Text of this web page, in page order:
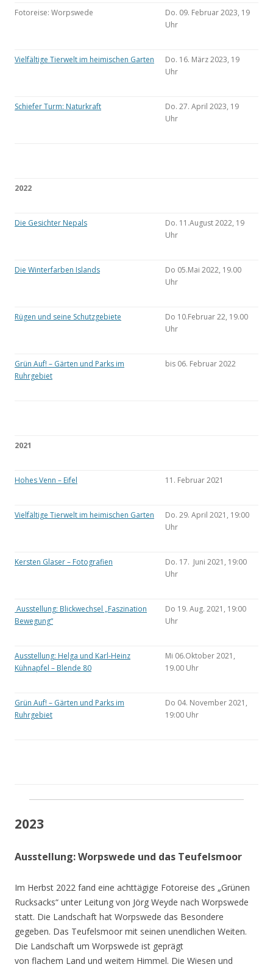
Fotoreise: Worpswede
Do. 09. Februar 2023, 19
Uhr
Vielfältige Tierwelt im heimischen Garten
Do. 16. März 2023, 19
Uhr
Schiefer Turm: Naturkraft
Do. 27. April 2023, 19
Uhr
2022
Die Gesichter Nepals
Do. 11.August 2022, 19
Uhr
Die Winterfarben Islands
Do 05.Mai 2022, 19.00
Uhr
Rügen und seine Schutzgebiete
Do 10.Februar 22, 19.00
Uhr
Grün Auf! – Gärten und Parks im
Ruhrgebiet
bis 06. Februar 2022
2021
Hohes Venn – Eifel 11. Februar 2021
Vielfältige Tierwelt im heimischen Garten
Do. 29. April 2021, 19:00
Uhr
Kersten Glaser – Fotografien
Do. 17. Juni 2021, 19:00
Uhr
Ausstellung: Blickwechsel „Faszination
Bewegung“
Do 19. Aug. 2021, 19:00
Uhr
Ausstellung: Helga und Karl-Heinz
Kühnapfel – Blende 80
Mi 06.Oktober 2021,
19.00 Uhr
Grün Auf! – Gärten und Parks im
Ruhrgebiet
Do 04. November 2021,
19:00 Uhr
2023
Ausstellung: Worpswede und das Teufelsmoor
Im Herbst 2022 fand eine achttägige Fotoreise des „Grünen
Rucksacks“ unter Leitung von Jörg Weyde nach Worpswede
statt. Die Landschaft hat Worpswede das Besondere
gegeben. Das Teufelsmoor mit seinen unendlichen Weiten.
Die Landschaft um Worpswede ist geprägt
von flachem Land und weitem Himmel. Die Wiesen und